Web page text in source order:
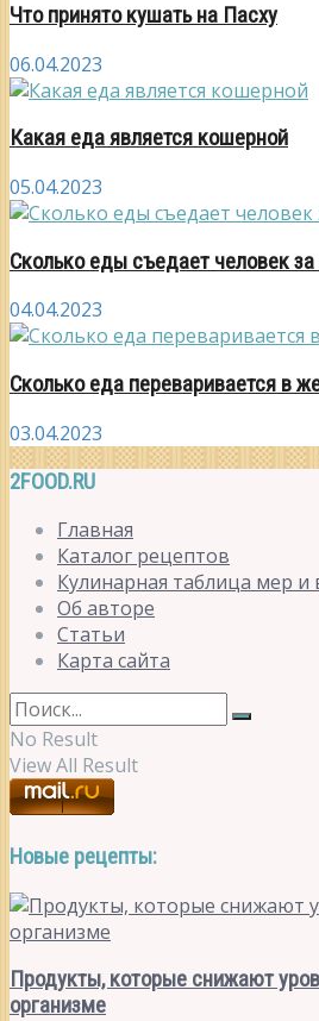
Что принято кушать на Пасху
06.04.2023
Какая еда является кошерной
05.04.2023
Сколько еды съедает человек
04.04.2023
Сколько еда переваривается в
03.04.2023
2FOOD.RU
Главная
Каталог рецептов
Кулинарная таблица мер и
Об авторе
Статьи
Карта сайта
No Result
View All Result
Новые рецепты:
Продукты, которые снижают
организме